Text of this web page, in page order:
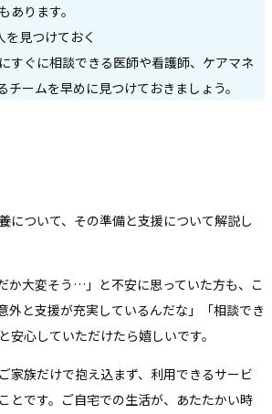
あります。
を見つけておく
ぐに相談できる医師や看護師、ケアマネ
チームを早めに見つけておきましょう。
について、その準備と支援について解説し
か大変そう…」と不安に思っていた方も、こ
外と支援が充実しているんだな」「相談でき
安心していただけたら嬉しいです。
家族だけで抱え込まず、利用できるサービ
とです。ご自宅での生活が、あたたかい時